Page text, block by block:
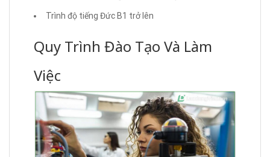
Trình độ tiếng Đức B1 trở lên
Quy Trình Đào Tạo Và Làm
Việc